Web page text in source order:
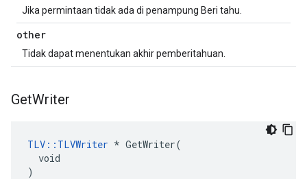
Jika permintaan tidak ada di penampung Beri tahu.
other
Tidak dapat menentukan akhir pemberitahuan.
GetWriter
TLV::TLVWriter * GetWriter(
  void
)